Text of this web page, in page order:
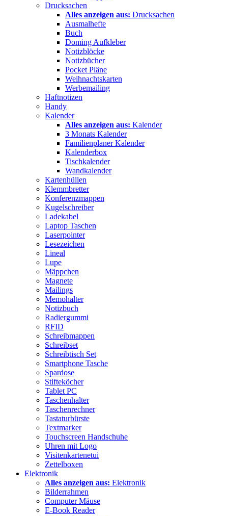
Drucksachen
Alles anzeigen aus: Drucksachen
Ausmalhefte
Buch
Doming Aufkleber
Notizblöcke
Notizbücher
Pocket Pläne
Weihnachtskarten
Werbemailing
Haftnotizen
Handy
Kalender
Alles anzeigen aus: Kalender
3 Monats Kalender
Familienplaner Kalender
Kalenderbox
Tischkalender
Wandkalender
Kartenhüllen
Klemmbretter
Konferenzmappen
Kugelschreiber
Ladekabel
Laptop Taschen
Laserpointer
Lesezeichen
Lineal
Lupe
Mäppchen
Magnete
Mailings
Memohalter
Notizbuch
Radiergummi
RFID
Schreibmappen
Schreibset
Schreibtisch Set
Smartphone Tasche
Spardose
Stifteköcher
Tablet PC
Taschenhalter
Taschenrechner
Tastaturbürste
Textmarker
Touchscreen Handschuhe
Uhren mit Logo
Visitenkartenetui
Zettelboxen
Elektronik
Alles anzeigen aus: Elektronik
Bilderrahmen
Computer Mäuse
E-Book Reader